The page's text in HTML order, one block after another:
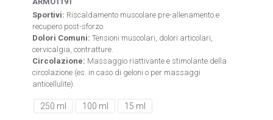
Sportivi: Riscaldamento muscolare pre-allenamento e
recupero post-sforzo.
Dolori Comuni: Tensioni muscolari, dolori articolari,
cervicalgia, contratture.
Circolazione: Massaggio riattivante e stimolante della
circolazione (es. in caso di geloni o per massaggi
anticellulite).
250 ml 100 ml 15 ml